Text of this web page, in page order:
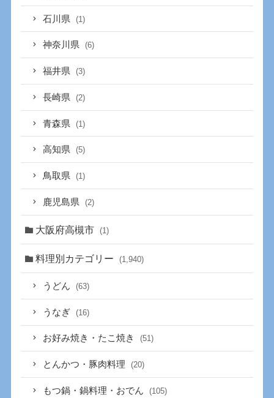
石川県 (1)
神奈川県 (6)
福井県 (3)
長崎県 (2)
青森県 (1)
高知県 (5)
鳥取県 (1)
鹿児島県 (2)
大阪府高槻市 (1)
料理別カテゴリー (1,940)
うどん (63)
うなぎ (16)
お好み焼き・たこ焼き (51)
とんかつ・豚肉料理 (20)
もつ鍋・鍋料理・おでん (105)